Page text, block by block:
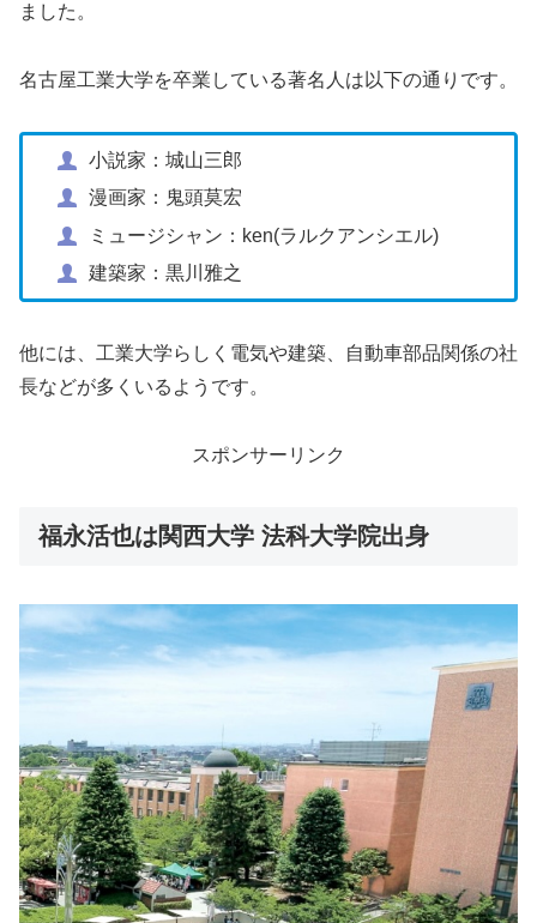
ました。
名古屋工業大学を卒業している著名人は以下の通りです。
小説家：城山三郎
漫画家：鬼頭莫宏
ミュージシャン：ken(ラルクアンシエル)
建築家：黒川雅之
他には、工業大学らしく電気や建築、自動車部品関係の社
長などが多くいるようです。
スポンサーリンク
福永活也は関西大学 法科大学院出身